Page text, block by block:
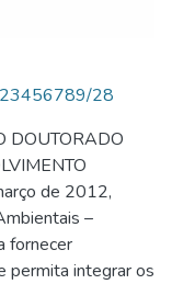
28
DOUTORADO
de 2012,
–
fornecer
permita integrar os